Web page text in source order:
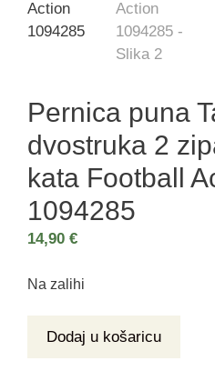
Pernica puna
dvostruka 2
kata Football
1094285
14,90 €
Na zalihi
Dodaj u košaricu